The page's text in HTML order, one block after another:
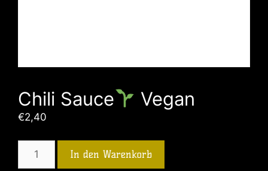
Chili Sauce Vegan
€2,40
In den Warenkorb